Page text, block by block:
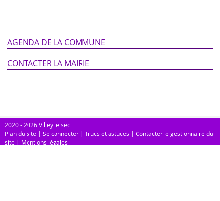
AGENDA DE LA COMMUNE
CONTACTER LA MAIRIE
2020 - 2026 Villey le sec
Plan du site | Se connecter | Trucs et astuces | Contacter le gestionnaire du
site | Mentions légales